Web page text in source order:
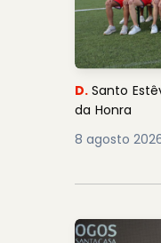
D. Santo
da Honra
8 agosto